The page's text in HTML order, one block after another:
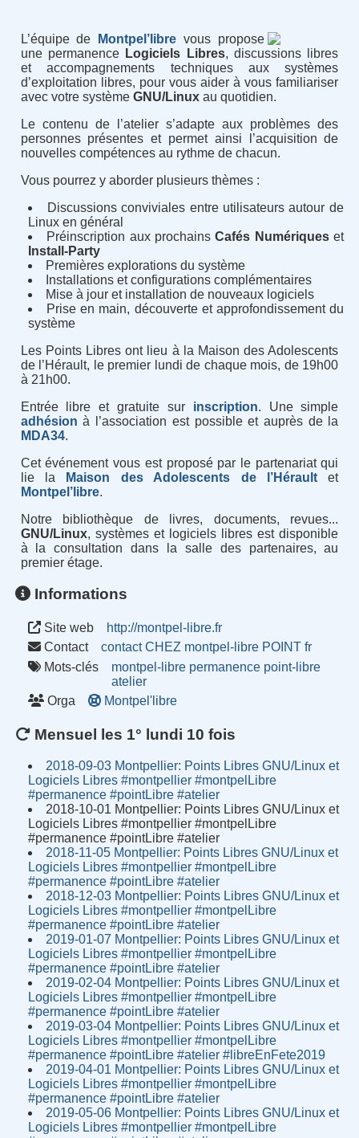
L’équipe de Montpel’libre vous propose
une permanence Logiciels Libres, discussions libres
et accompagnements techniques aux systèmes
d’exploitation libres, pour vous aider à vous familiariser
avec votre système GNU/Linuxau quotidien.
Le contenu de l’atelier s’adapte aux problèmes des
personnes présentes et permet ainsi l’acquisition de
nouvelles compétences au rythme de chacun.
Vous pourrez y aborder plusieurs thèmes :
Discussions conviviales entre utilisateurs autour de
Linux en général
Préinscription aux prochainsCafés Numériqueset
Install-Party
Premières explorations du système
Installations et configurations complémentaires
Mise à jour et installation de nouveaux logiciels
Prise en main, découverte et approfondissement du
système
Les Points Libres ont lieu à la Maison des Adolescents
de l’Hérault, le premier lundi de chaque mois, de 19h00
à 21h00.
Entrée libre et gratuite sur inscription. Une simple
adhésion à l’association est possible et auprès de la
MDA34.
Cet événement vous est proposé par le partenariat qui
lie la
Maison des Adolescents de l’Hérault et
Montpel’libre.
Notre bibliothèque de livres, documents, revues...
GNU/Linux, systèmes et logiciels libres est disponible
à la consultation dans la salle des partenaires, au
premier étage.
Informations
Site web
http://montpel-libre.fr
Contact
contact CHEZ montpel-libre POINT fr
Mots-clés
montpel-libre permanence point-libre
atelier
Orga
Montpel'libre
Mensuel les 1° lundi 10 fois
2018-09-03 Montpellier: Points Libres GNU/Linux et
Logiciels Libres #montpellier #montpelLibre
#permanence #pointLibre #atelier
2018-10-01 Montpellier: Points Libres GNU/Linux et
Logiciels Libres #montpellier #montpelLibre
#permanence #pointLibre #atelier
2018-11-05 Montpellier: Points Libres GNU/Linux et
Logiciels Libres #montpellier #montpelLibre
#permanence #pointLibre #atelier
2018-12-03 Montpellier: Points Libres GNU/Linux et
Logiciels Libres #montpellier #montpelLibre
#permanence #pointLibre #atelier
2019-01-07 Montpellier: Points Libres GNU/Linux et
Logiciels Libres #montpellier #montpelLibre
#permanence #pointLibre #atelier
2019-02-04 Montpellier: Points Libres GNU/Linux et
Logiciels Libres #montpellier #montpelLibre
#permanence #pointLibre #atelier
2019-03-04 Montpellier: Points Libres GNU/Linux et
Logiciels Libres #montpellier #montpelLibre
#permanence #pointLibre #atelier #libreEnFete2019
2019-04-01 Montpellier: Points Libres GNU/Linux et
Logiciels Libres #montpellier #montpelLibre
#permanence #pointLibre #atelier
2019-05-06 Montpellier: Points Libres GNU/Linux et
Logiciels Libres #montpellier #montpelLibre